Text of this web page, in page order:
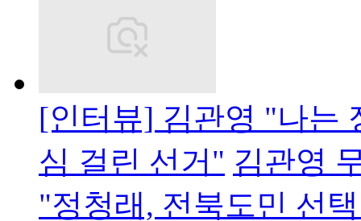
[인터뷰] 김관영 "나는
심 걸린 선거" 김관영
"정청래, 전북도민 선